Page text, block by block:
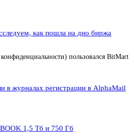
как пошла на дно биржа
пользовался BitMart
в журналах регистрации в AlphaMail
1,5 Тб и 750 Гб